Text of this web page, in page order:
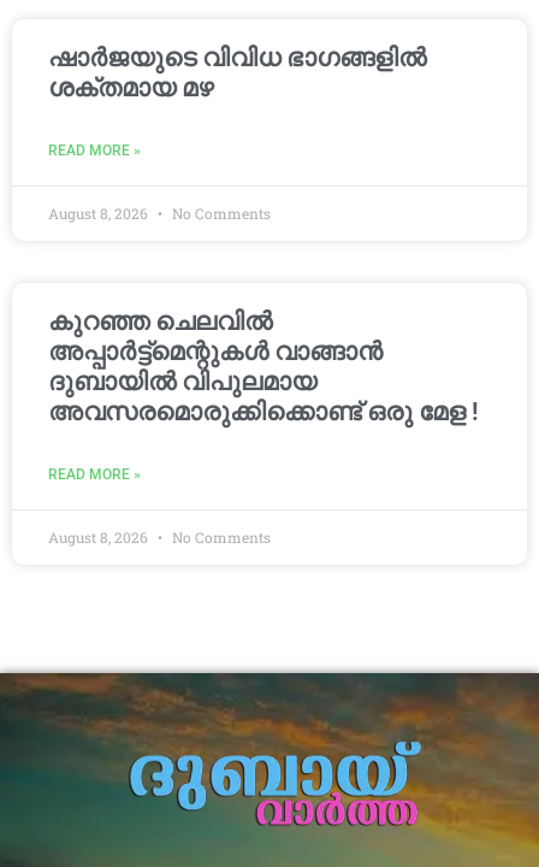
ഷാർജയുടെ വിവിധ ഭാഗങ്ങളിൽ
ശക്തമായ മഴ
READ MORE »
August 8, 2026 No Comments
കുറഞ്ഞ ചെലവിൽ
അപ്പാർട്ട്മെന്റുകൾ വാങ്ങാൻ
ദുബായിൽ വിപുലമായ
അവസരമൊരുക്കിക്കൊണ്ട് ഒരു മേള !
READ MORE »
August 8, 2026 No Comments